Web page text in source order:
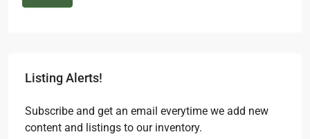
Listing Alerts!
Subscribe and get an email everytime we add new
content and listings to our inventory.